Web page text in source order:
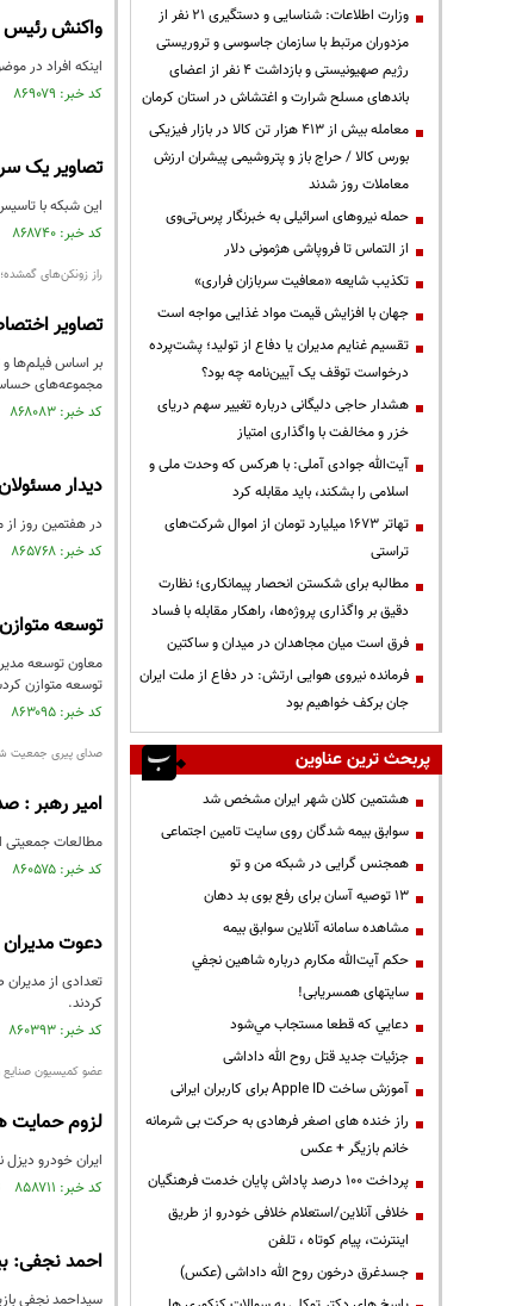
واکنش رئیس
اینکه افراد در
کد خبر: ۸۶۹۰۷۹ تاریخ انتشار : ۱۴۰۴/۰۳/۰۹
تصاویر یک
این شبکه با
کد خبر: ۸۶۸۷۴۰ تاریخ انتشار : ۱۴۰۴/۰۲/۳۱
راز زونکن‌های
تصاویر
بر اساس فیلم‌ها و
مجموعه‌های
کد خبر: ۸۶۸۰۸۳ تاریخ انتشار : ۱۴۰۴/۰۲/۱۵
دیدار
در هفتمین روز
کد خبر: ۸۶۵۷۶۸ تاریخ انتشار : ۱۴۰۳/۱۲/۲۰
توسعه
معاون توسعه
توسعه متوازن
کد خبر: ۸۶۳۰۹۵ تاریخ انتشار : ۱۴۰۳/۱۱/۰۱
صدای پیری جمعیت
امیر رهبر :
مطالعات جمعیتی
کد خبر: ۸۶۰۵۷۵ تاریخ انتشار : ۱۴۰۳/۰۹/۲۶
دعوت مدیران
کردند.
کد خبر: ۸۶۰۳۹۳ تاریخ انتشار : ۱۴۰۳/۰۹/۲۴
عضو کمیسیون صنایع
لزوم حمایت
ایران خودرو دیزل
کد خبر: ۸۵۸۷۱۱ تاریخ انتشار : ۱۴۰۳/۰۸/۲۴
احمد نجفی:
سیداحمد نجفی
وزارت اطلاعات: شناسایی و دستگیری ۲۱ نفر از
مزدوران مرتبط با سازمان جاسوسی و تروریستی
رژیم صهیونیستی و بازداشت ۴ نفر از اعضای
باندهای مسلح شرارت و اغتشاش در استان کرمان
معامله بیش از ۴۱۳ هزار تن کالا در بازار فیزیکی
بورس کالا / حراج باز و پتروشیمی پیشران ارزش
معاملات روز شدند
حمله نیروهای اسرائیلی به خبرنگار پرس‌تی‌وی
از التماس تا فروپاشی هژمونی دلار
تکذیب شایعه «معافیت سربازان فراری»
جهان با افزایش قیمت مواد غذایی مواجه است
تقسیم غنایم مدیران یا دفاع از تولید؛ پشت‌پرده
درخواست توقف یک آیین‌نامه چه بود؟
هشدار حاجی دلیگانی درباره تغییر سهم دریای
خزر و مخالفت با واگذاری امتیاز
آیت‌الله جوادی آملی: با هرکس که وحدت ملی و
اسلامی را بشکند، باید مقابله کرد
تهاتر ۱۶۷۳ میلیارد تومان از اموال شرکت‌های
تراستی
مطالبه برای شکستن انحصار پیمانکاری؛ نظارت
دقیق بر واگذاری پروژه‌ها، راهکار مقابله با فساد
فرق است میان مجاهدان در میدان و ساکتین
فرمانده نیروی هوایی ارتش: در دفاع از ملت ایران
جان برکف خواهیم بود
پربحث ترین عناوین
هشتمین کلان شهر ایران مشخص شد
سوابق بیمه شدگان روی سایت تامین اجتماعی
همجنس گرایی در شبکه من و تو
13 توصیه آسان برای رفع بوی بد دهان
مشاهده سامانه آنلاين سوابق بیمه
حكم آيت‌الله مكارم درباره شاهين نجفي
سایتهای همسریابی!
دعايي كه قطعا مستجاب مي‌شود
جزئیات جدید قتل روح الله داداشی
آموزش ساخت Apple ID برای کاربران ایرانی
راز خنده های اصغر فرهادی به حرکت بی شرمانه
خانم بازیگر + عکس
پرداخت ۱۰۰ درصد پاداش پایان خدمت فرهنگیان
خلافی آنلاین/استعلام خلافی خودرو از طریق
اینترنت، پیام کوتاه ، تلفن
جسدغرق درخون روح الله داداشی (عکس)